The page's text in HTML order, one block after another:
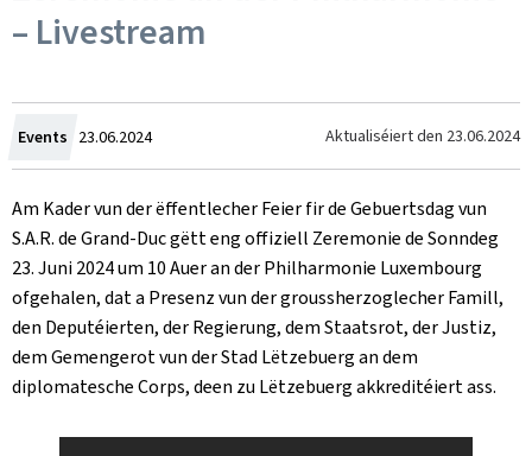
– Livestream
Events Created
on
23.06.2024 Aktualiséiert den 23.06.2024
Am Kader vun der ëffentlecher Feier fir de Gebuertsdag vun
S.A.R. de Grand-Duc gëtt eng offiziell Zeremonie de Sonndeg
23. Juni 2024 um 10 Auer an der Philharmonie Luxembourg
ofgehalen, dat a Presenz vun der groussherzoglecher Famill,
den Deputéierten, der Regierung, dem Staatsrot, der Justiz,
dem Gemengerot vun der Stad Lëtzebuerg an dem
diplomatesche Corps, deen zu Lëtzebuerg akkreditéiert ass.